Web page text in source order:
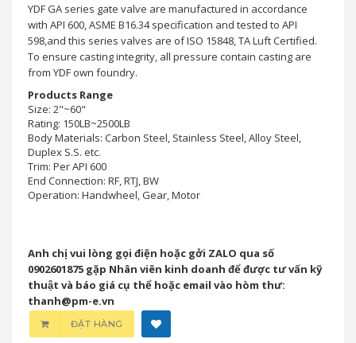
YDF GA series gate valve are manufactured in accordance
with API 600, ASME B16.34 specification and tested to API
598,and this series valves are of ISO 15848, TA Luft Certified.
To ensure casting integrity, all pressure contain casting are
from YDF own foundry.
Products Range
Size: 2"~60"
Rating: 150LB~2500LB
Body Materials: Carbon Steel, Stainless Steel, Alloy Steel,
Duplex S.S. etc.
Trim: Per API 600
End Connection: RF, RTJ, BW
Operation: Handwheel, Gear, Motor
Anh chị vui lòng gọi điện hoặc gởi ZALO qua số
0902601875 gặp Nhân viên kinh doanh để được tư vấn kỹ
thuật và báo giá cụ thể hoặc email vào hòm thư:
thanh@pm-e.vn
ĐẶT HÀNG